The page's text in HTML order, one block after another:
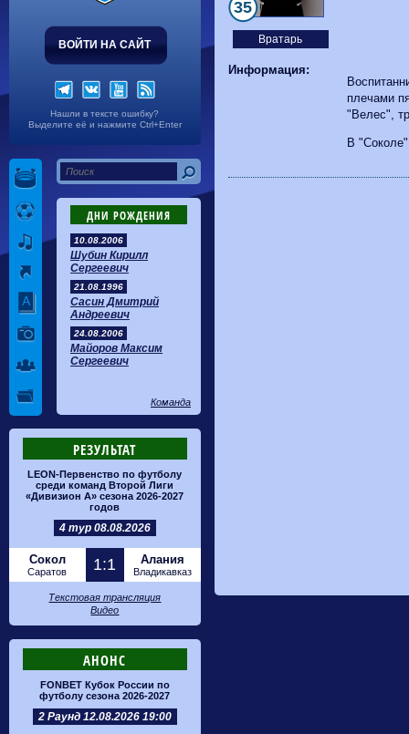
ВОЙТИ НА САЙТ
Нашли в тексте ошибку?
Выделите её и нажмите Ctrl+Enter
ДНИ РОЖДЕНИЯ
10.08.2006
Шубин Кирилл
Сергеевич
21.08.1996
Сасин Дмитрий
Андреевич
24.08.2006
Майоров Максим
Сергеевич
Команда
РЕЗУЛЬТАТ
LEON-Первенство по футболу
среди команд Второй Лиги
«Дивизион А» сезона 2026-2027
годов
4 тур 08.08.2026
Сокол
Саратов 1:1 Алания
Владикавказ
Текстовая трансляция
Видео
АНОНС
FONBET Кубок России по
футболу сезона 2026-2027
2 Раунд 12.08.2026 19:00
Вратарь
35
Информация:
плечами
"Велес",
В
Калуга
0-1